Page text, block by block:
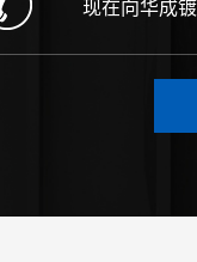
现在向华成